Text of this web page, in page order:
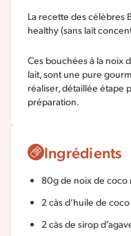
La recette des célèbres
healthy (sans lait
Ces bouchées à la noix
lait, sont une pure
réaliser, détaillée étape
préparation.
Ingrédients
80g de noix de coco
2 càs d’huile de
2 càs de sirop